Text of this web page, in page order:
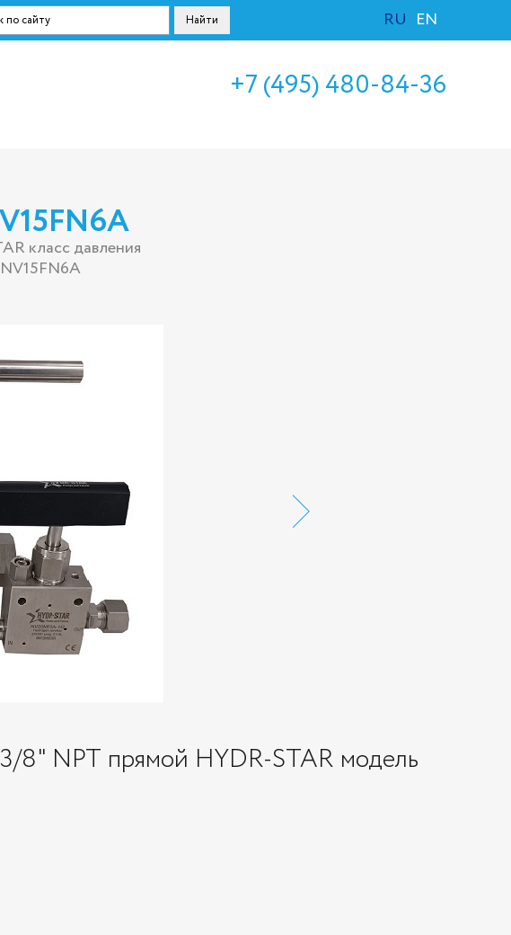
RU EN
+7 (495) 480-84-36
класс давления
8" NPT прямой HYDR-STAR модель